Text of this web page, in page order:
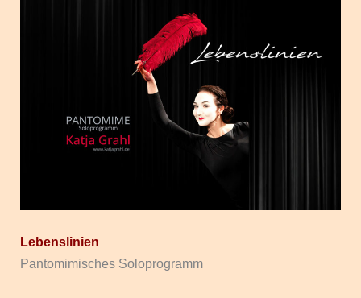
Lebenslinien
Pantomimisches Soloprogramm